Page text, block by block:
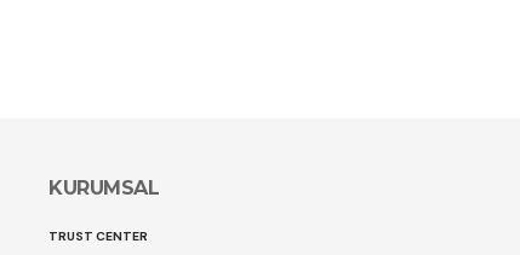
KURUMSAL
TRUST CENTER